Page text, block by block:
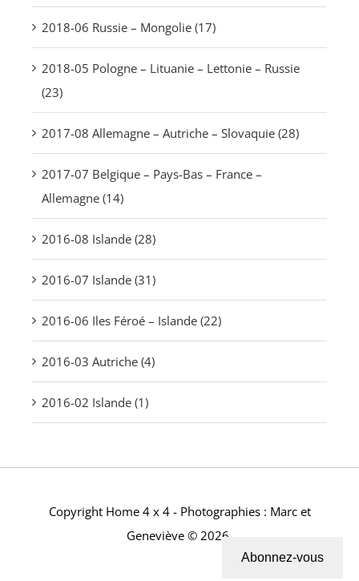
2018-06 Russie – Mongolie (17)
2018-05 Pologne – Lituanie – Lettonie – Russie
(23)
2017-08 Allemagne – Autriche – Slovaquie (28)
2017-07 Belgique – Pays-Bas – France –
Allemagne (14)
2016-08 Islande (28)
2016-07 Islande (31)
2016-06 Iles Féroé – Islande (22)
2016-03 Autriche (4)
2016-02 Islande (1)
Copyright Home 4 x 4 - Photographies : Marc et
Geneviève © 2026.
Abonnez-vous